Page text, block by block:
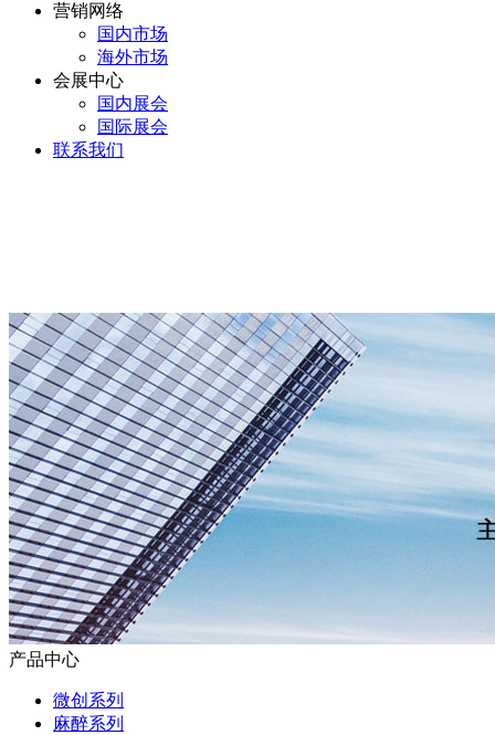
营销网络
国内市场
海外市场
会展中心
国内展会
国际展会
联系我们
产品中心
微创系列
麻醉系列